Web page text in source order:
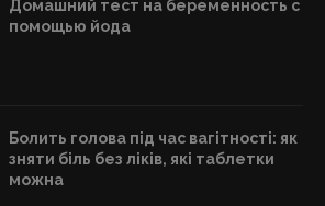
Домашний тест на беременность с
помощью йода
Болить голова під час вагітності: як
зняти біль без ліків, які таблетки
можна